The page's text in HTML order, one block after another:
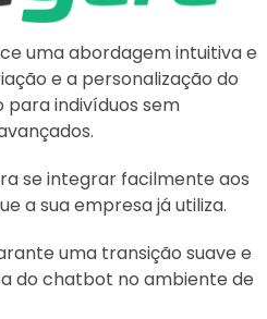
uma abordagem intuitiva e
e a personalização do
indivíduos sem
se integrar facilmente aos
a sua empresa já utiliza.
uma transição suave e
do chatbot no ambiente de